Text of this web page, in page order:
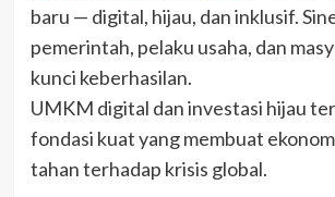
baru — digital, hijau, dan inklusif.
pemerintah, pelaku usaha, dan
kunci keberhasilan.
UMKM digital dan investasi hijau
fondasi kuat yang membuat
tahan terhadap krisis global.